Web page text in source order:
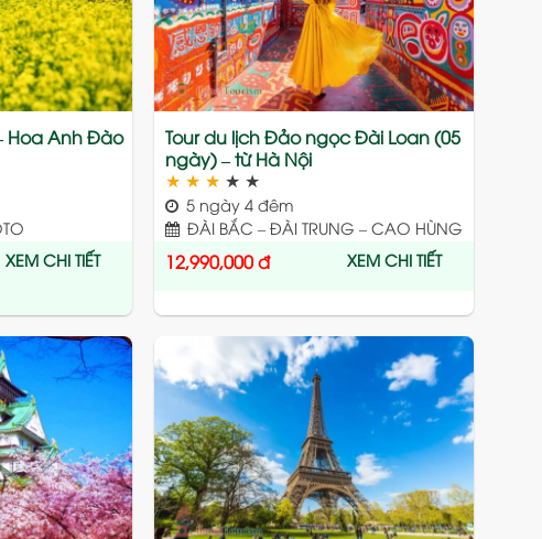
Hoa Anh Đào
XEM CHI TIẾT
Tour du lịch Đảo ngọc Đài Loan (05
ngày) – từ Hà Nội
★ ★ ★ ★ ★
5 ngày 4 đêm
ĐÀI BẮC – ĐÀI TRUNG – CAO HÙNG
12,990,000đ XEM CHI TIẾT
Add
to
wishlist